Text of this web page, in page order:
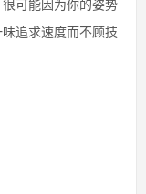
可能因为你的姿势
追求速度而不顾技